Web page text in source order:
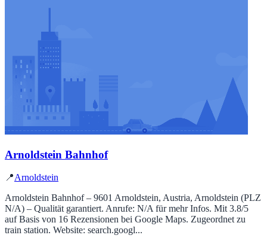
Arnoldstein Bahnhof
📍Arnoldstein
Arnoldstein Bahnhof – 9601 Arnoldstein, Austria, Arnoldstein (PLZ
N/A) – Qualität garantiert. Anrufe: N/A für mehr Infos. Mit 3.8/5
auf Basis von 16 Rezensionen bei Google Maps. Zugeordnet zu
train station. Website: search.googl...